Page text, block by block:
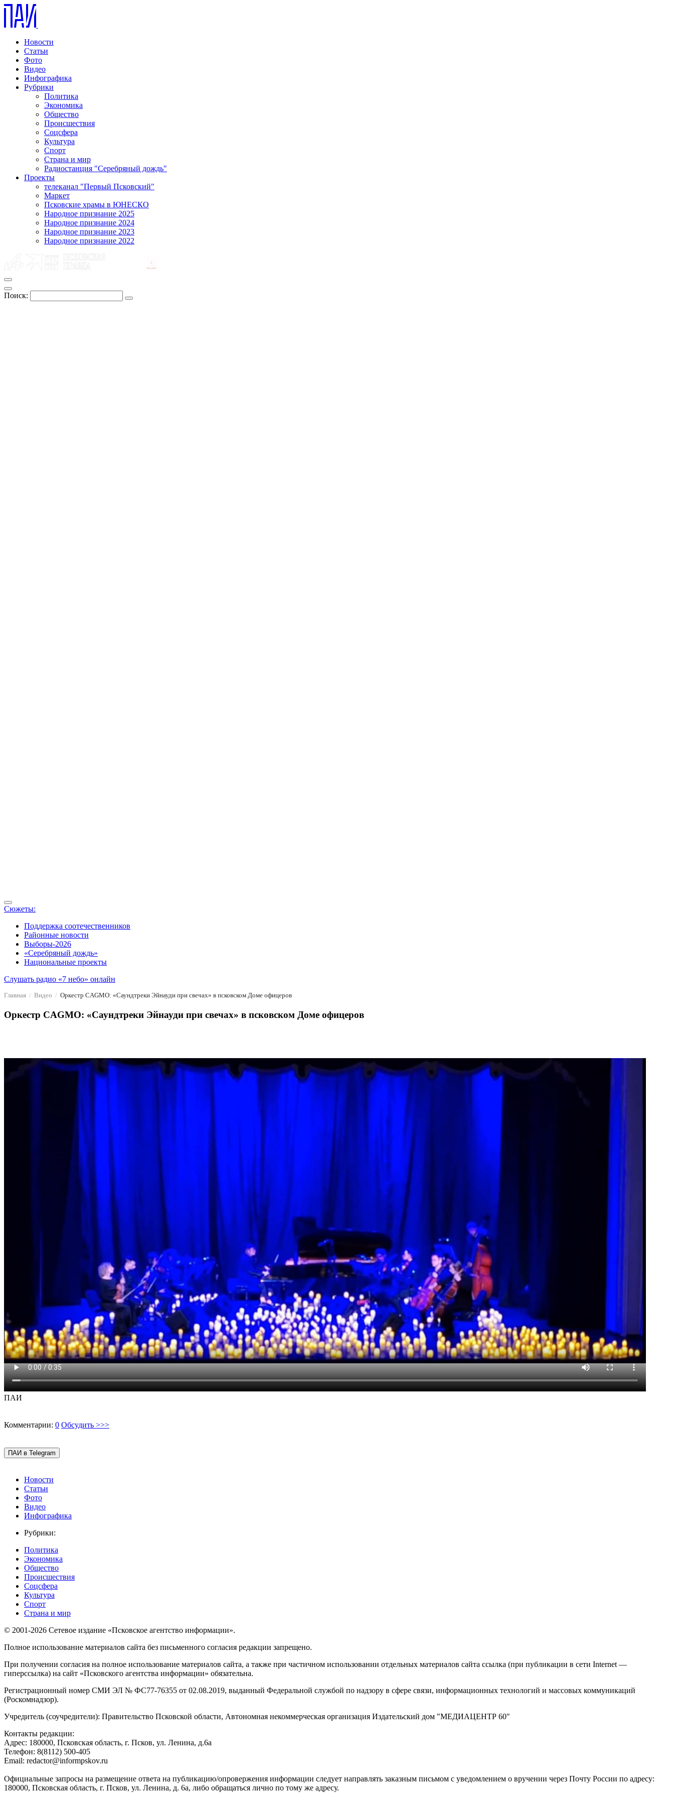
Новости
Статьи
Фото
Видео
Инфографика
Рубрики
Политика
Экономика
Общество
Происшествия
Соцсфера
Культура
Спорт
Страна и мир
Радиостанция "Серебряный дождь"
Проекты
телеканал "Первый Псковский"
Маркет
Псковские храмы в ЮНЕСКО
Народное признание 2025
Народное признание 2024
Народное признание 2023
Народное признание 2022
Поиск:
Сюжеты:
Поддержка соотечественников
Районные новости
Выборы-2026
«Серебряный дождь»
Национальные проекты
Слушать радио «7 небо» онлайн
Главная Видео Оркестр CAGMO: «Саундтреки Эйнауди при свечах» в псковском Доме офицеров
Оркестр CAGMO: «Саундтреки Эйнауди при свечах» в псковском Доме офицеров
ПАИ
Комментарии: 0 Обсудить >>>
ПАИ в Telegram
Новости
Статьи
Фото
Видео
Инфографика
Рубрики:
Политика
Экономика
Общество
Происшествия
Соцсфера
Культура
Спорт
Страна и мир
© 2001-2026 Сетевое издание «Псковское агентство информации».
Полное использование материалов сайта без письменного согласия редакции запрещено.
При получении согласия на полное использование материалов сайта, а также при частичном использовании отдельных материалов сайта ссылка (при публикации в сети Internet —
гиперссылка) на сайт «Псковского агентства информации» обязательна.
Регистрационный номер СМИ ЭЛ № ФС77-76355 от 02.08.2019, выданный Федеральной службой по надзору в сфере связи, информационных технологий и массовых коммуникаций
(Роскомнадзор).
Учредитель (соучредители): Правительство Псковской области, Автономная некоммерческая организация Издательский дом "МЕДИАЦЕНТР 60"
Контакты редакции:
Адреc: 180000, Псковская область, г. Псков, ул. Ленина, д.6а
Телефон: 8(8112) 500-405
Email: redactor@informpskov.ru
Официальные запросы на размещение ответа на публикацию/опровержения информации следует направлять заказным письмом с уведомлением о вручении через Почту России по адресу:
180000, Псковская область, г. Псков, ул. Ленина, д. 6а, либо обращаться лично по тому же адресу.